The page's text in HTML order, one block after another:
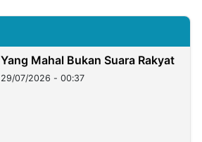
Yang Mahal Bukan Suara Rakyat
29/07/2026 - 00:37